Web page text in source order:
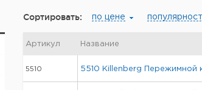
Сортировать: по цене
Артикул Название
5510 5510 Killenberg Пережимной